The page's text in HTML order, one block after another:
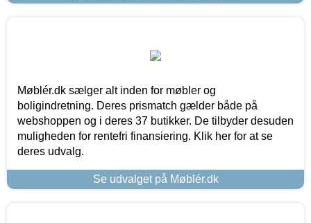
Møblér.dk sælger alt inden for møbler og
boligindretning. Deres prismatch gælder både på
webshoppen og i deres 37 butikker. De tilbyder desuden
muligheden for rentefri finansiering. Klik her for at se
deres udvalg.
Se udvalget på Møblér.dk